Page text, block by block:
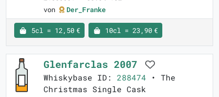
von
Der_Franke
5cl = 12,50 € 10cl = 23,90 €
Glenfarclas 2007
Whiskybase ID: 288474 • The
Christmas Single Cask